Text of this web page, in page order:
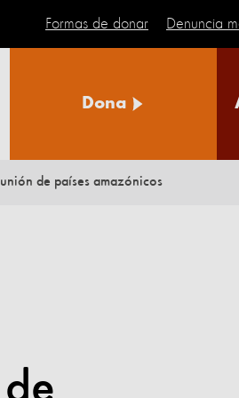
Formas de donar Denuncia
Dona
de países amazónicos